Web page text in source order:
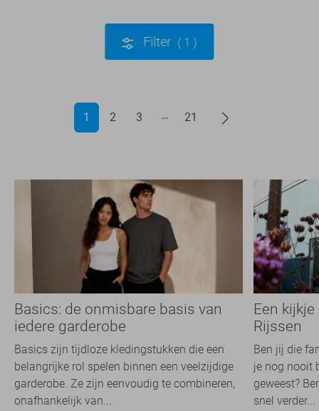
Filter 1
1 2 3 21
Basics: de onmisbare basis van
iedere garderobe
Basics zijn tijdloze kledingstukken die een
belangrijke rol spelen binnen een veelzijdige
garderobe. Ze zijn eenvoudig te combineren,
onafhankelijk van...
Een
Rijssen
Ben jij die
je nog nooit
geweest?
snel verder...